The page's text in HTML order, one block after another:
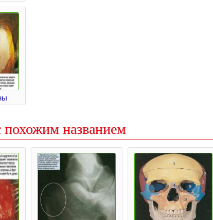
похожим названием